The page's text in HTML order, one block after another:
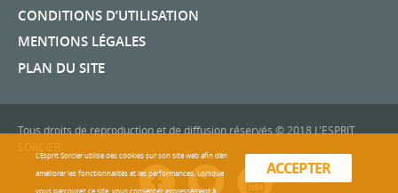
CONDITIONS D’UTILISATION
MENTIONS LÉGALES
PLAN DU SITE
Tous droits de reproduction et de diffusion réservés © 2018 L'ESPRIT
ACCEPTER
L'Esprit Sorcier utilise des cookies sur son site web afin d’en
améliorer les fonctionnalités et les performances. Lorsque
vous parcourez ce site, vous consentez expressément à